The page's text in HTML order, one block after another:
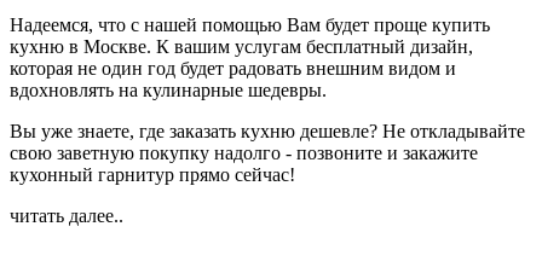
Надеемся, что с нашей помощью Вам будет проще купить
кухню в Москве. К вашим услугам бесплатный дизайн,
которая не один год будет радовать внешним видом и
вдохновлять на кулинарные шедевры.
Вы уже знаете, где заказать кухню дешевле? Не откладывайте
свою заветную покупку надолго - позвоните и закажите
кухонный гарнитур прямо сейчас!
читать далее..